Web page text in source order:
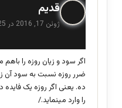
قدیم
ف
:
ژوئن 17, 2016 در 1:25 ق.ظ
اگر سود و زیان روزه را
ضرر روزه نسبت به سود آن
ده. یعنی اگر روزه یک
را وارد مینماید./